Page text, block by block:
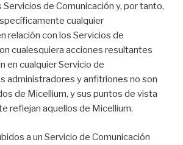
de Comunicación y, por tanto,
cualquier
relación con los Servicios de
cualesquiera acciones resultantes
en cualquier Servicio de
administradores y anfitriones no son
de Micellium, y sus puntos de vista
reflejan aquellos de Micellium.
a un Servicio de Comunicación